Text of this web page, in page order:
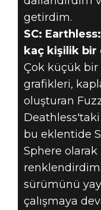
getirdim.
SC:
kaç kişilik bir
Çok küçük bir
grafikleri,
oluşturan
bu eklentide
Sphere
sürümünü
çalışmaya